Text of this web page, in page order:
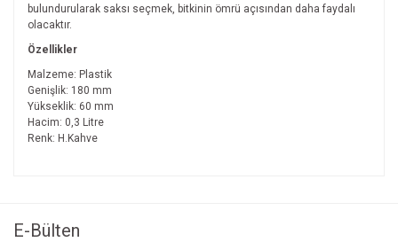
bulundurularak saksı seçmek, bitkinin ömrü açısından daha faydalı
olacaktır.
Özellikler
Malzeme: Plastik
Genişlik: 180 mm
Yükseklik: 60 mm
Hacim: 0,3 Litre
Renk: H.Kahve
E-Bülten